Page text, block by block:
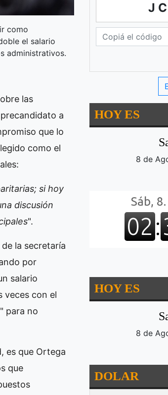
como
el salario
administrativos.
las
a
que lo
como el
si hoy
discusión
".
la secretaría
por
salario
veces con el
para no
es que Ortega
que
HOY ES
8 de
HOY ES
8 de
DOLAR